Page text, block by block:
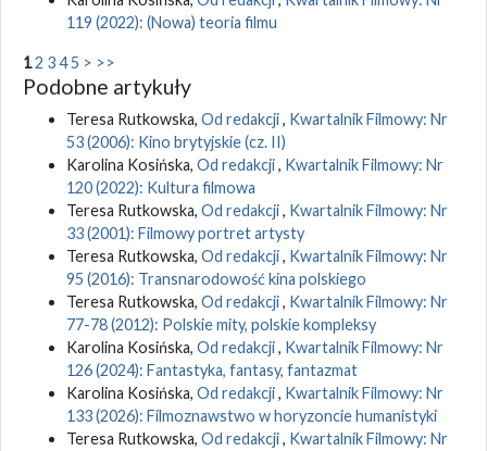
119 (2022): (Nowa) teoria filmu
12 345 > >>
Podobne artykuły
Teresa Rutkowska, Od redakcji, Kwartalnik Filmowy: Nr
53 (2006): Kino brytyjskie (cz. II)
Karolina Kosińska, Od redakcji, Kwartalnik Filmowy: Nr
120 (2022): Kultura filmowa
Teresa Rutkowska, Od redakcji, Kwartalnik Filmowy: Nr
33 (2001): Filmowy portret artysty
Teresa Rutkowska, Od redakcji, Kwartalnik Filmowy: Nr
95 (2016): Transnarodowość kina polskiego
Teresa Rutkowska, Od redakcji, Kwartalnik Filmowy: Nr
77-78 (2012): Polskie mity, polskie kompleksy
Karolina Kosińska, Od redakcji, Kwartalnik Filmowy: Nr
126 (2024): Fantastyka, fantasy, fantazmat
Karolina Kosińska, Od redakcji, Kwartalnik Filmowy: Nr
133 (2026): Filmoznawstwo w horyzoncie humanistyki
Teresa Rutkowska, Od redakcji, Kwartalnik Filmowy: Nr